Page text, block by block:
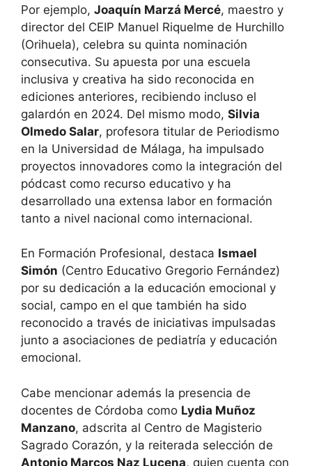
Por ejemplo, Joaquín Marzá Mercé, maestro y
director del CEIP Manuel Riquelme de Hurchillo
(Orihuela), celebra su quinta nominación
consecutiva. Su apuesta por una escuela
inclusiva y creativa ha sido reconocida en
ediciones anteriores, recibiendo incluso el
galardón en 2024. Del mismo modo, Silvia
Olmedo Salar, profesora titular de Periodismo
en la Universidad de Málaga, ha impulsado
proyectos innovadores como la integración del
pódcast como recurso educativo y ha
desarrollado una extensa labor en formación
tanto a nivel nacional como internacional.
En Formación Profesional, destaca Ismael
Simón (Centro Educativo Gregorio Fernández)
por su dedicación a la educación emocional y
social, campo en el que también ha sido
reconocido a través de iniciativas impulsadas
junto a asociaciones de pediatría y educación
emocional.
Cabe mencionar además la presencia de
docentes de Córdoba como Lydia Muñoz
Manzano, adscrita al Centro de Magisterio
Sagrado Corazón, y la reiterada selección de
Antonio Marcos Naz Lucena, quien cuenta con